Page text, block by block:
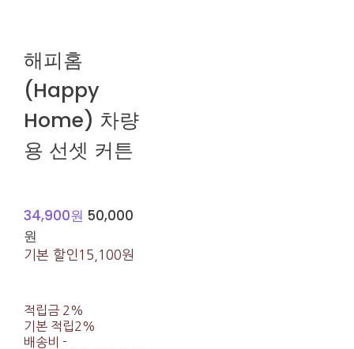
해피홈
(Happy
Home) 차량
용 선셋 커튼
34,900원 50,000
원
기본 할인 15,100원
적립금 2%
기본 적립2%
배송비 -